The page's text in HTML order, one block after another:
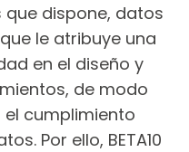
dispone, datos
le atribuye una
en el diseño y
de modo
cumplimiento
Por ello, BETA10